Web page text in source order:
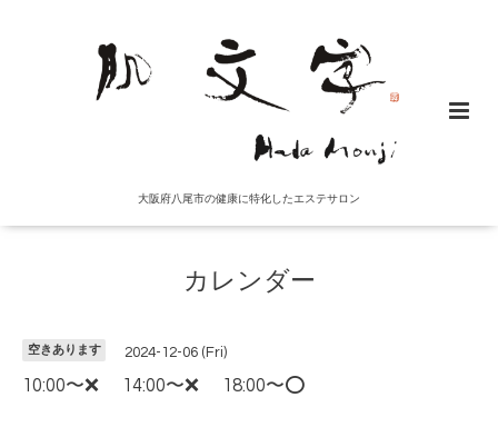
大阪府八尾市の健康に特化したエステサロン
カレンダー
空きあります 2024-12-06 (Fri)
10:00〜❌ 14:00〜❌ 18:00〜⭕️